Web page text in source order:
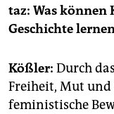
taz: Was können
Geschichte
Kößler: Durch
Freiheit, Mut
feministische